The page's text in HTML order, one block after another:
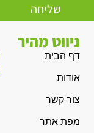
שליחה
ניווט מהיר
דף הבית
אודות
צור קשר
מפת אתר